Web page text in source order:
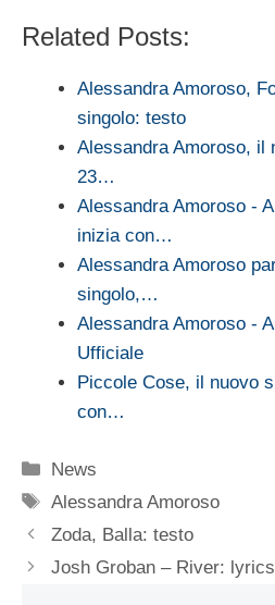
Related Posts:
Alessandra Amoroso,
singolo: testo
Alessandra Amoroso, il
23…
Alessandra Amoroso -
inizia con…
Alessandra Amoroso
singolo,…
Alessandra Amoroso -
Ufficiale
Piccole Cose, il nuovo
con…
Categorie
News
Tag
Alessandra Amoroso
Zoda, Balla: testo
Josh Groban – River: lyrics